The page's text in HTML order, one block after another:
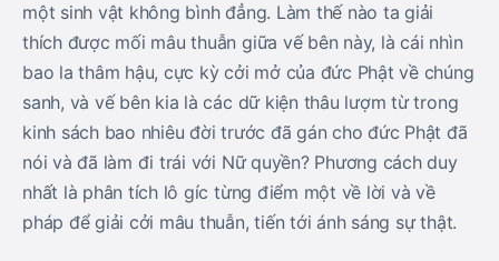
một sinh vật không bình đẳng. Làm thế nào ta giải
thích được mối mâu thuẫn giữa vế bên này, là cái nhìn
bao la thâm hậu, cực kỳ cởi mở của đức Phật về chúng
sanh, và vế bên kia là các dữ kiện thâu lượm từ trong
kinh sách bao nhiêu đời trước đã gán cho đức Phật đã
nói và đã làm đi trái với Nữ quyền? Phương cách duy
nhất là phân tích lô gíc từng điểm một về lời và về
pháp để giải cởi mâu thuẫn, tiến tới ánh sáng sự thật.